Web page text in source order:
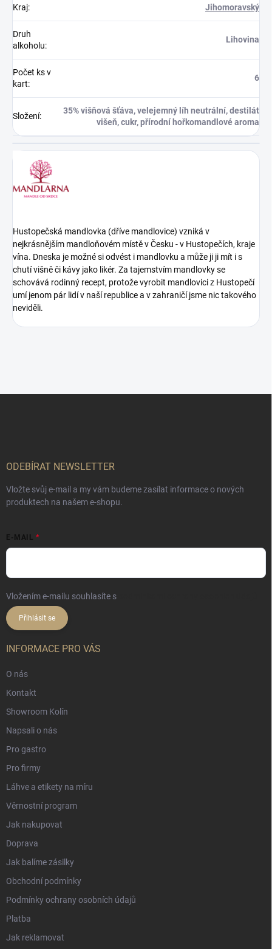
Kraj: Jihomoravský
Druh
alkoholu:
Lihovina
Počet ks v
kart:
6
Složení:
35% višňová šťáva, velejemný líh neutrální, destilát
višeň, cukr, přírodní hořkomandlové aroma
Hustopečská mandlovka (dříve mandlovice) vzniká v
nejkrásnějším mandloňovém místě v Česku - v Hustopečích, kraje
vína. Dneska je možné si odvést i mandlovku a může ji ji mít i s
chutí višně či kávy jako likér. Za tajemstvím mandlovky se
schovává rodinný recept, protože vyrobit mandlovici z Hustopečí
umí jenom pár lidí v naší republice a v zahraničí jsme nic takového
neviděli.
ODEBÍRAT NEWSLETTER
Vložte svůj e-mail a my vám budeme zasílat informace o nových
produktech na našem e-shopu.
E-MAIL
Vložením e-mailu souhlasíte s
Přihlásit se
INFORMACE PRO VÁS
O nás
Kontakt
Showroom Kolín
Napsali o nás
Pro gastro
Pro firmy
Láhve a etikety na míru
Věrnostní program
Jak nakupovat
Doprava
Jak balíme zásilky
Obchodní podmínky
Podmínky ochrany osobních údajů
Platba
Jak reklamovat